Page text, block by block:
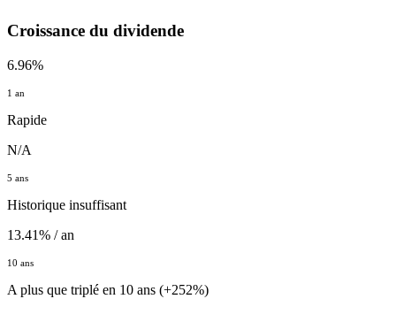
Croissance du dividende
6.96%
1 an
Rapide
N/A
5 ans
Historique insuffisant
13.41% / an
10 ans
A plus que triplé en 10 ans (+252%)